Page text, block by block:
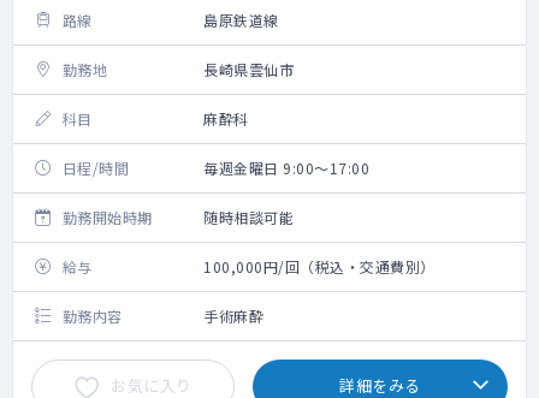
路線 島原鉄道線
勤務地 長崎県雲仙市
科目 麻酔科
日程/時間 毎週金曜日 9:00～17:00
勤務開始時期 随時相談可能
給与 100,000円/回（税込・交通費別）
勤務内容 手術麻酔
お気に入り 詳細をみる